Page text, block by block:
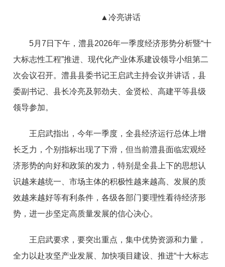
▲ 冷亮讲话
5月7日下午，澧县2026年一季度经济形势分析暨“十
大标志性工程”推进、现代化产业体系建设领导小组第二
次会议召开。澧县县委书记王启武主持会议并讲话，县
委副书记、县长冷亮及郭劲夫、金贤松、高建平等县级
领导参加。
王启武指出，今年一季度，全县经济运行总体上增
长乏力，个别指标出现了下滑，但当前澧县面临宏观经
济形势的向好和政策的发力，特别是全县上下的思想认
识越来越统一、市场主体的积极性越来越高、发展的质
效越来越好等有利条件，各级各部门要理性看待经济形
势，进一步坚定高质量发展的信心决心。
王启武要求，要突出重点，集中优势资源和力量，
全力以赴攻坚产业发展、加快项目建设、推进“十大标志